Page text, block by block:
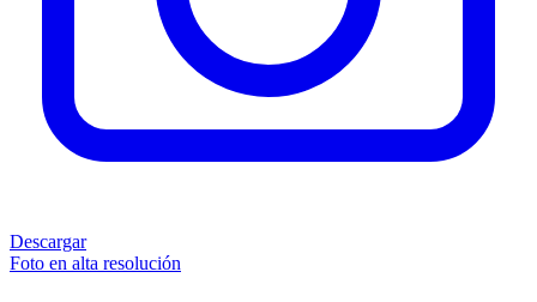
Descargar
Foto en alta resolución